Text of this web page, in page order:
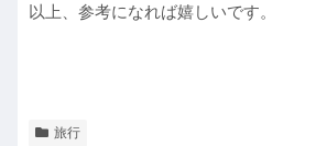
以上、参考になれば嬉しいです。
旅行